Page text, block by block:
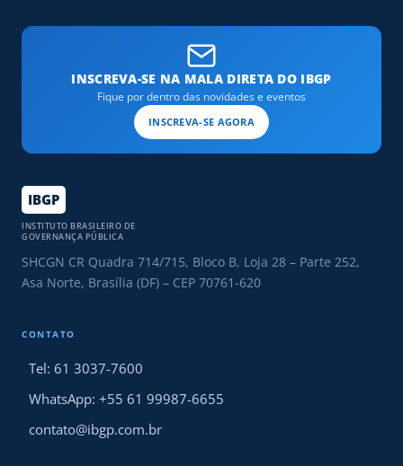
INSCREVA-SE NA MALA DIRETA DO IBGP
Fique por dentro das novidades e eventos
INSCREVA-SE AGORA
IBGP
INSTITUTO BRASILEIRO DE
GOVERNANÇA PÚBLICA
SHCGN CR Quadra 714/715, Bloco B, Loja 28 – Parte 252,
Asa Norte, Brasília (DF) – CEP 70761-620
CONTATO
Tel: 61 3037-7600
WhatsApp: +55 61 99987-6655
contato@ibgp.com.br